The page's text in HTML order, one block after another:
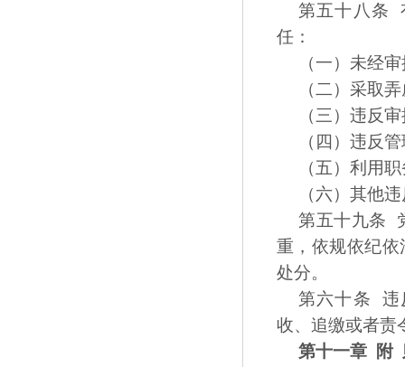
第五十八条
任：
（一）未经
（二）采取
（三）违反
（四）违反
（五）利用
（六）其他
第五十九条
重，依规依纪
处分。
第六十条 违
收、追缴或者责
第十一章 附